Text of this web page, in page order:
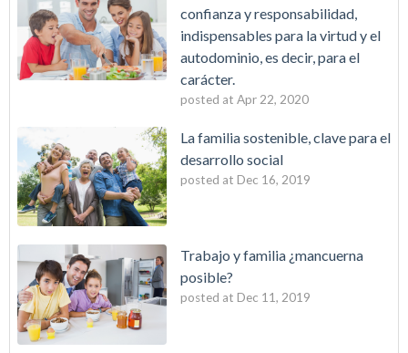
confianza y responsabilidad,
indispensables para la virtud y el
autodominio, es decir, para el
carácter.
posted at Apr 22, 2020
La familia sostenible, clave para el
desarrollo social
posted at Dec 16, 2019
Trabajo y familia ¿mancuerna
posible?
posted at Dec 11, 2019